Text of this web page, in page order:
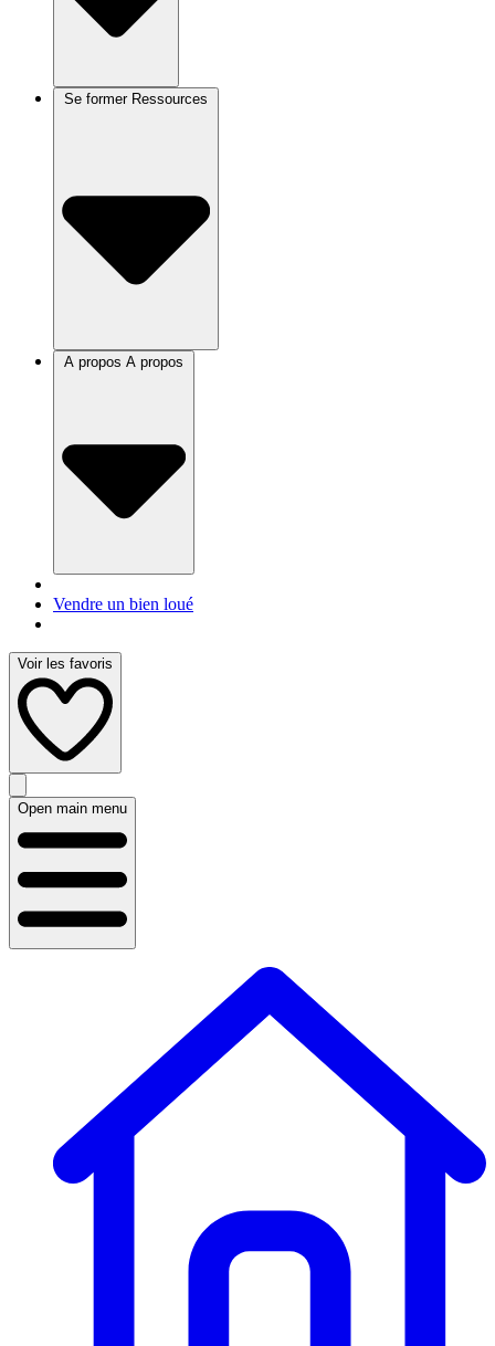
Se former
A propos
Vendre un bien loué
Voir les favoris
Open main menu